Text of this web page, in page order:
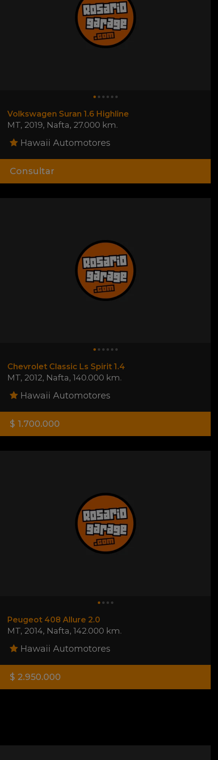
Volkswagen Suran 1.6 Highline
MT, 2019, Nafta, 27.000 km.
Hawaii Automotores
Consultar
Chevrolet Classic Ls Spirit 1.4
MT, 2012, Nafta, 140.000 km.
Hawaii Automotores
$ 1.700.000
Peugeot 408 Allure 2.0
MT, 2014, Nafta, 142.000 km.
Hawaii Automotores
$ 2.950.000